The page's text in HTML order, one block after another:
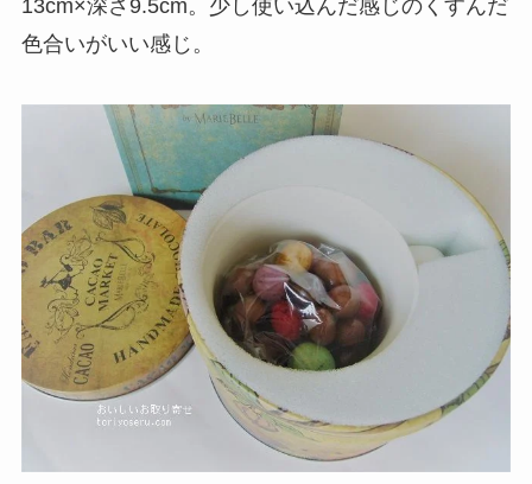
13cm×深さ9.5cm。少し使い込んだ感じのくすんだ
色合いがいい感じ。